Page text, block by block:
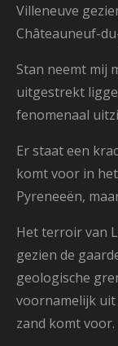
Villeneuve
Châteauneuf-
Stan neemt mij
uitgestrekt
fenomenaal
Er staat een
komt voor in
Pyreneeën,
Het terroir van
gezien de
geologische
voornamelijk uit
zand komt voor.